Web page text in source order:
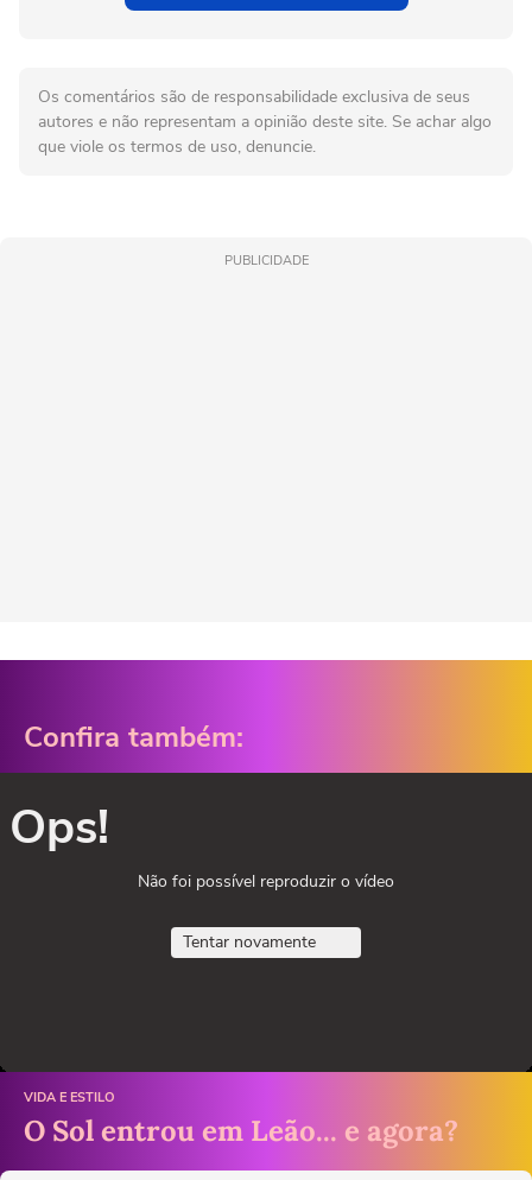
Os comentários são de responsabilidade exclusiva de seus
autores e não representam a opinião deste site. Se achar algo
que viole os termos de uso, denuncie.
PUBLICIDADE
Confira também:
Ops!
Não foi possível reproduzir o vídeo
Tentar novamente
VIDA E ESTILO
O Sol entrou em Leão... e agora?